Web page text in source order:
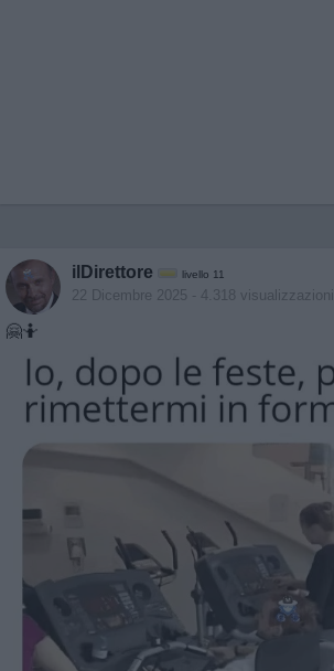
ilDirettore livello 11
22 Dicembre 2025 - 4.318 visualizzazioni
🤗🤷